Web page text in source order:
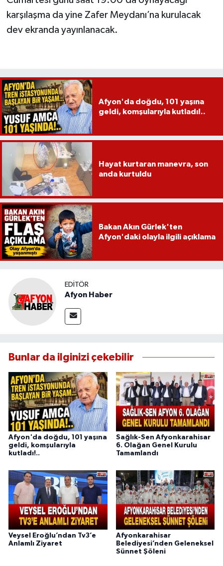
karşılaşma da yine Zafer Meydanı’na kurulacak
dev ekranda yayınlanacak.
Afyon'da doğdu, 101 yaşına
geldi, komşularıyla kutladı!..
Hayat kurtaran manevra, son
anda kurtuldu
Bakan Akın Gürlek'ten
Afyon'daki olayla ilgili açıklama
EDITÖR
Afyon Haber
Bunlar da ilginizi çekebilir
Afyon'da doğdu, 101 yaşına
geldi, komşularıyla
kutladı!..
Sağlık-Sen Afyonkarahisar
6. Olağan Genel Kurulu
Tamamlandı
Veysel Eroğlu’ndan Tv3’e
Anlamlı Ziyaret
Afyonkarahisar
Belediyesi’nden Geleneksel
Sünnet Şöleni